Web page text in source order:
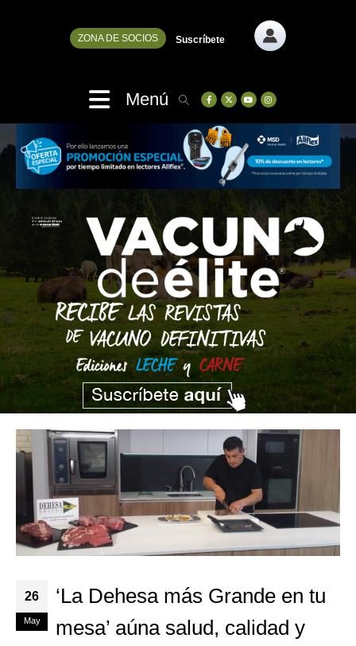
ZONA DE SOCIOS Suscríbete
Menú
26
May
‘La Dehesa más Grande en tu
mesa’ aúna salud, calidad y